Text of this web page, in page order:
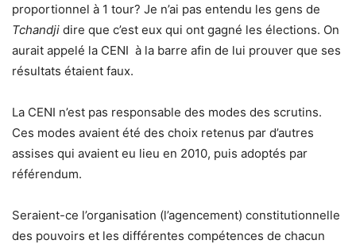
proportionnel à 1 tour? Je n’ai pas entendu les gens de
Tchandji dire que c’est eux qui ont gagné les élections. On
aurait appelé la CENI à la barre afin de lui prouver que ses
résultats étaient faux.
La CENI n’est pas responsable des modes des scrutins.
Ces modes avaient été des choix retenus par d’autres
assises qui avaient eu lieu en 2010, puis adoptés par
référendum.
Seraient-ce l’organisation (l’agencement) constitutionnelle
des pouvoirs et les différentes compétences de chacun